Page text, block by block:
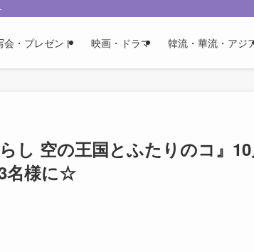
会・プレゼント 映画・ドラマ 韓流・華流・アジ
し 空の王国とふたりのコ』
名様に☆